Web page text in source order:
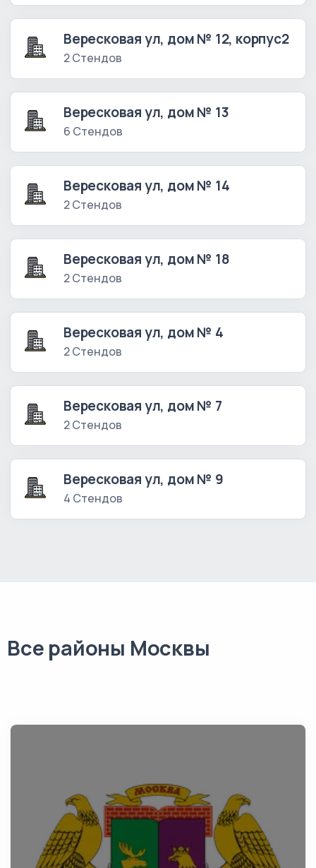
Вересковая ул, дом № 12, корпус2
2 Стендов
Вересковая ул, дом № 13
6 Стендов
Вересковая ул, дом № 14
2 Стендов
Вересковая ул, дом № 18
2 Стендов
Вересковая ул, дом № 4
2 Стендов
Вересковая ул, дом № 7
2 Стендов
Вересковая ул, дом № 9
4 Стендов
Все районы Москвы